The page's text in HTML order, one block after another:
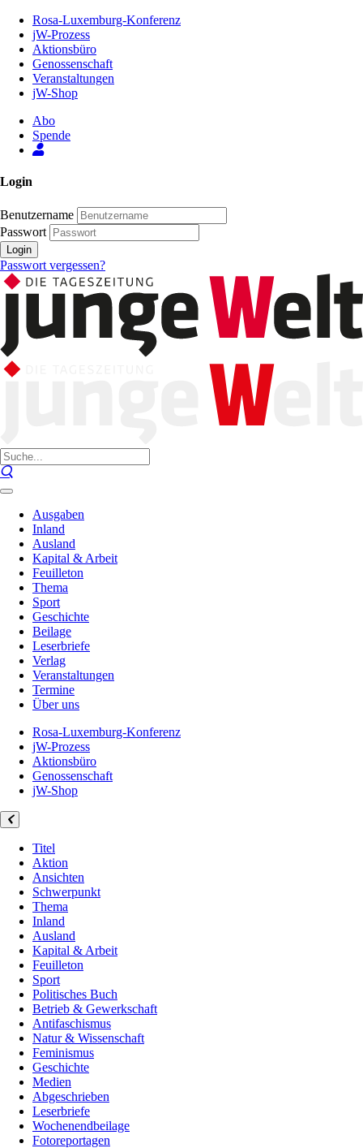
Inhalt
Seite
Rosa-Luxemburg-Konferenz
jW-Prozess
Aktionsbüro
Genossenschaft
Veranstaltungen
jW-Shop
Abo
Spende
Login
Benutzername
Passwort
Login
Passwort vergessen?
Ausgaben
Inland
Ausland
Kapital & Arbeit
Feuilleton
Thema
Sport
Geschichte
Beilage
Leserbriefe
Verlag
Veranstaltungen
Termine
Über uns
Rosa-Luxemburg-Konferenz
jW-Prozess
Aktionsbüro
Genossenschaft
jW-Shop
Titel
Aktion
Ansichten
Schwerpunkt
Thema
Inland
Ausland
Kapital & Arbeit
Feuilleton
Sport
Politisches Buch
Betrieb & Gewerkschaft
Antifaschismus
Natur & Wissenschaft
Feminismus
Geschichte
Medien
Abgeschrieben
Leserbriefe
Wochenendbeilage
Fotoreportagen